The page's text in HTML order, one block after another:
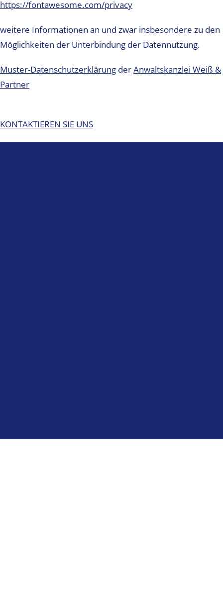
https://fontawesome.com/privacy
weitere Informationen an und zwar insbesondere zu den
Möglichkeiten der Unterbindung der Datennutzung.
Muster-Datenschutzerklärung derAnwaltskanzlei Weiß &
Partner
KONTAKTIEREN SIE UNS